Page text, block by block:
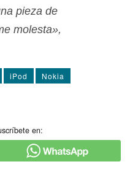
pieza de
molesta»,
iPod
Nokia
en: